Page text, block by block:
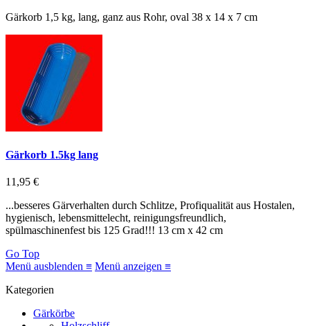
Gärkorb 1,5 kg, lang, ganz aus Rohr, oval 38 x 14 x 7 cm
Gärkorb 1.5kg lang
11,95 €
...besseres Gärverhalten durch Schlitze, Profiqualität aus Hostalen,
hygienisch, lebensmittelecht, reinigungsfreundlich,
spülmaschinenfest bis 125 Grad!!! 13 cm x 42 cm
Go Top
Menü ausblenden ≡ Menü anzeigen ≡
Kategorien
Gärkörbe